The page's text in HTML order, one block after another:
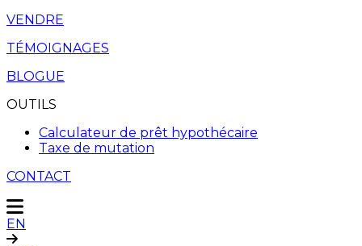
VENDRE
TÉMOIGNAGES
BLOGUE
OUTILS
Calculateur de prêt hypothécaire
Taxe de mutation
CONTACT
EN